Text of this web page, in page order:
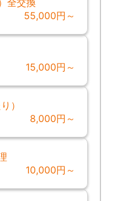
55,000円～
15,000円～
）
8,000円～
10,000円～